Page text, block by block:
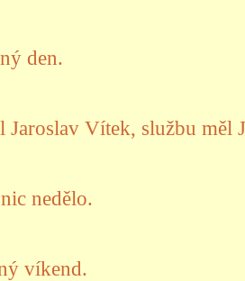
den.
Jaroslav Vítek, službu měl
nedělo.
víkend.